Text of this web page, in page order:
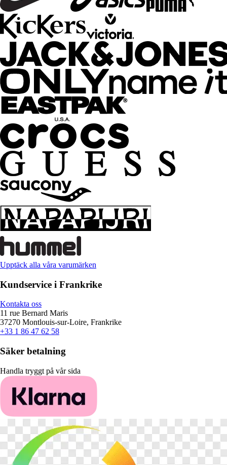
Upptäck alla våra varumärken
Kundservice i Frankrike
Kontakta oss
11 rue Bernard Maris
37270 Montlouis-sur-Loire, Frankrike
+33 1 86 47 62 58
Säker betalning
Handla tryggt på vår sida